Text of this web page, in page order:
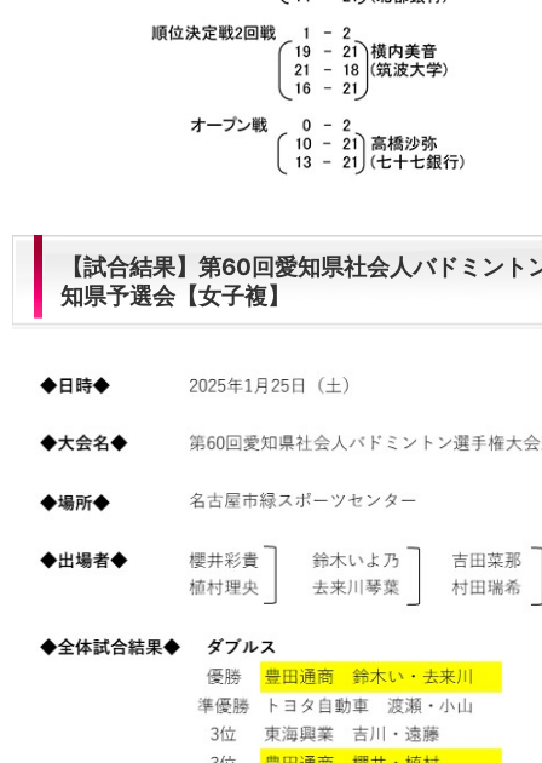
【試合結果】第60回愛知県社会人バドミン
知県予選会【女子複】